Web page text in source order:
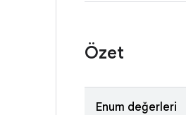
Özet
Enum değerleri